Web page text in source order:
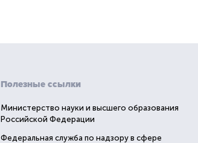
Полезные ссылки
Министерство науки и высшего образования
Российской Федерации
Федеральная служба по надзору в сфере